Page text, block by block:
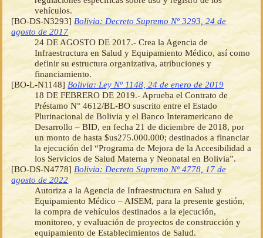
vehículos.
[BO-DS-N3293] Bolivia: Decreto Supremo Nº 3293, 24 de
agosto de 2017
24 DE AGOSTO DE 2017.- Crea la Agencia de
Infraestructura en Salud y Equipamiento Médico, así como
definir su estructura organizativa, atribuciones y
financiamiento.
[BO-L-N1148] Bolivia: Ley Nº 1148, 24 de enero de 2019
18 DE FEBRERO DE 2019.- Aprueba el Contrato de
Préstamo N° 4612/BL-BO suscrito entre el Estado
Plurinacional de Bolivia y el Banco Interamericano de
Desarrollo – BID, en fecha 21 de diciembre de 2018, por
un monto de hasta $us275.000.000; destinados a financiar
la ejecución del “Programa de Mejora de la Accesibilidad a
los Servicios de Salud Materna y Neonatal en Bolivia”.
[BO-DS-N4778] Bolivia: Decreto Supremo Nº 4778, 17 de
agosto de 2022
Autoriza a la Agencia de Infraestructura en Salud y
Equipamiento Médico – AISEM, para la presente gestión,
la compra de vehículos destinados a la ejecución,
monitoreo, y evaluación de proyectos de construcción y
equipamiento de Establecimientos de Salud.